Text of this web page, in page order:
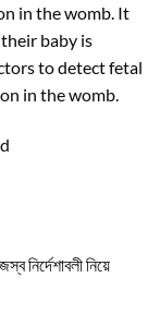
in the womb. It
baby is
to detect fetal
in the womb.
নির্দেশাবলী নিয়ে